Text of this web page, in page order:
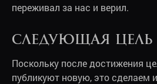
переживал за нас и верил.
Следующая цель
Поскольку после достижения
публикуют новую, это сделаем